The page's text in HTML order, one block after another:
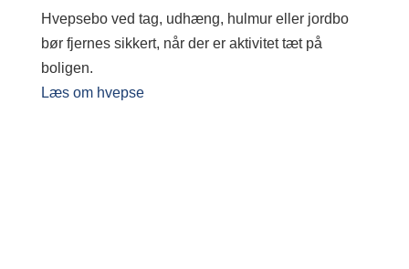
Hvepsebo ved tag, udhæng, hulmur eller jordbo
bør fjernes sikkert, når der er aktivitet tæt på
boligen.
Læs om hvepse